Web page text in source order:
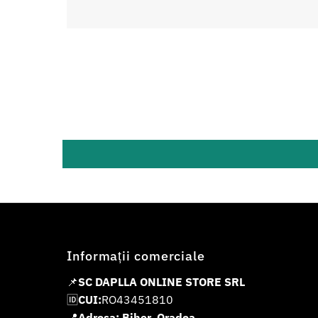
Informații comerciale
📌SC DAPLLA ONLINE STORE SRL
🆔CUI:RO43451810